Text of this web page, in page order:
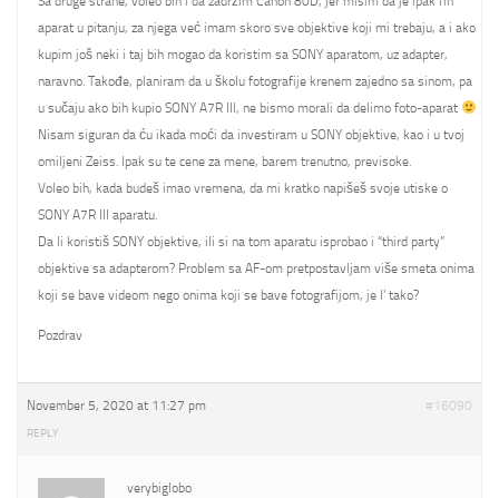
aparat u pitanju, za njega već imam skoro sve objektive koji mi trebaju, a i ako
kupim još neki i taj bih mogao da koristim sa SONY aparatom, uz adapter,
naravno. Takođe, planiram da u školu fotografije krenem zajedno sa sinom, pa
u sučaju ako bih kupio SONY A7R III, ne bismo morali da delimo foto-aparat
Nisam siguran da ću ikada moći da investiram u SONY objektive, kao i u tvoj
omiljeni Zeiss. Ipak su te cene za mene, barem trenutno, previsoke.
Voleo bih, kada budeš imao vremena, da mi kratko napišeš svoje utiske o
SONY A7R III aparatu.
Da li koristiš SONY objektive, ili si na tom aparatu isprobao i “third party”
objektive sa adapterom? Problem sa AF-om pretpostavljam više smeta onima
koji se bave videom nego onima koji se bave fotografijom, je l’ tako?
Pozdrav
November 5, 2020 at 11:27 pm #16090
REPLY
verybiglobo